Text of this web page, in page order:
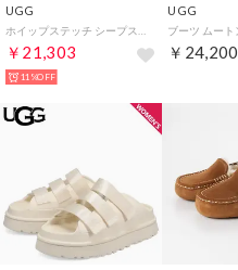
UGG
￥21,303
11%OFF
UGG
￥24,200